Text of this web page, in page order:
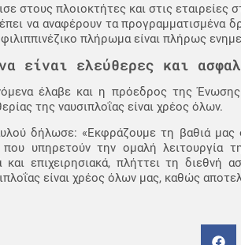
στους πλοιοκτήτες και στις
να αναφέρουν τα προγραμματισμένα
πλήρωμα είναι πλήρως
είναι ελεύθερες και
έλαβε και η πρόεδρος της
της ναυσιπλοΐας είναι χρέος όλων.
δήλωσε: «Εκφράζουμε τη βαθιά
υπηρετούν την ομαλή λειτουργία
και επιχειρησιακά, πλήττει τη
είναι χρέος όλων μας, καθώς